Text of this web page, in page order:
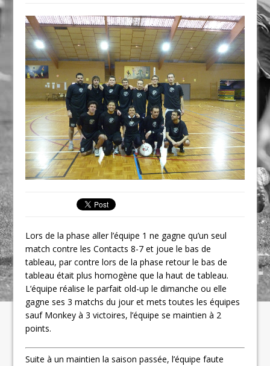
Lors de la phase aller l’équipe 1 ne gagne qu’un seul
match contre les Contacts 8-7 et joue le bas de
tableau, par contre lors de la phase retour le bas de
tableau était plus homogène que la haut de tableau.
L’équipe réalise le parfait old-up le dimanche ou elle
gagne ses 3 matchs du jour et mets toutes les équipes
sauf Monkey à 3 victoires, l’équipe se maintien à 2
points.
Suite à un maintien la saison passée, l’équipe faute